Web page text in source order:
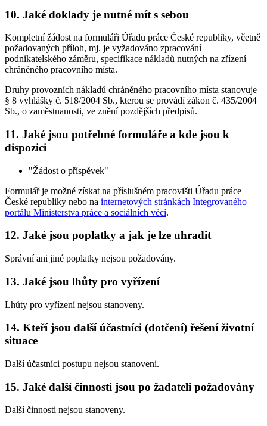
10. Jaké doklady je nutné mít s sebou
Kompletní žádost na formuláři Úřadu práce České republiky, včetně
požadovaných příloh, mj. je vyžadováno zpracování
podnikatelského záměru, specifikace nákladů nutných na zřízení
chráněného pracovního místa.
Druhy provozních nákladů chráněného pracovního místa stanovuje
§ 8 vyhlášky č. 518/2004 Sb., kterou se provádí zákon č. 435/2004
Sb., o zaměstnanosti, ve znění pozdějších předpisů.
11. Jaké jsou potřebné formuláře a kde jsou k
dispozici
"Žádost o příspěvek"
Formulář je možné získat na příslušném pracovišti Úřadu práce
České republiky nebo na internetových stránkách Integrovaného
portálu Ministerstva práce a sociálních věcí.
12. Jaké jsou poplatky a jak je lze uhradit
Správní ani jiné poplatky nejsou požadovány.
13. Jaké jsou lhůty pro vyřízení
Lhůty pro vyřízení nejsou stanoveny.
14. Kteří jsou další účastníci (dotčení) řešení životní
situace
Další účastníci postupu nejsou stanoveni.
15. Jaké další činnosti jsou po žadateli požadovány
Další činnosti nejsou stanoveny.